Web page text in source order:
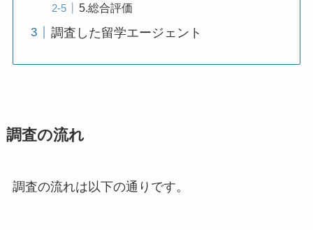
5.総合評価
調査した留学エージェント
調査の流れ
調査の流れは以下の通りです。